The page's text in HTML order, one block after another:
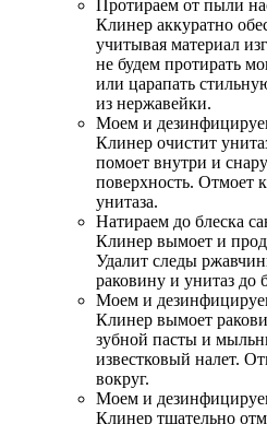
Протираем от пыли
Клинер аккуратно
учитывая материал
не будем протирать
или царапать
из нержавейки.
Моем и
Клинер очистит
помоет внутри и
поверхность. Отмоет
унитаза.
Натираем до блеска
Клинер вымоет и
Удалит следы
раковину и унитаз до
Моем и
Клинер вымоет
зубной пасты и
известковый налет.
вокруг.
Моем и
Клинер тщательно